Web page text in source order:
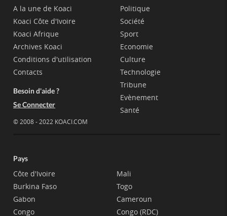
A la une de Koaci
Koaci Côte d'Ivoire
Koaci Afrique
Archives Koaci
Conditions d'utilisation
Contacts
Besoin d'aide ?
Se Connecter
© 2008 - 2022 KOACI.COM
Politique
Société
Sport
Economie
Culture
Technologie
Tribune
Evènement
Santé
Pays
Côte d'Ivoire
Burkina Faso
Gabon
Congo
Mali
Togo
Cameroun
Congo (RDC)